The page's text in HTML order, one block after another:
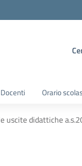
Orario
uscite didattiche